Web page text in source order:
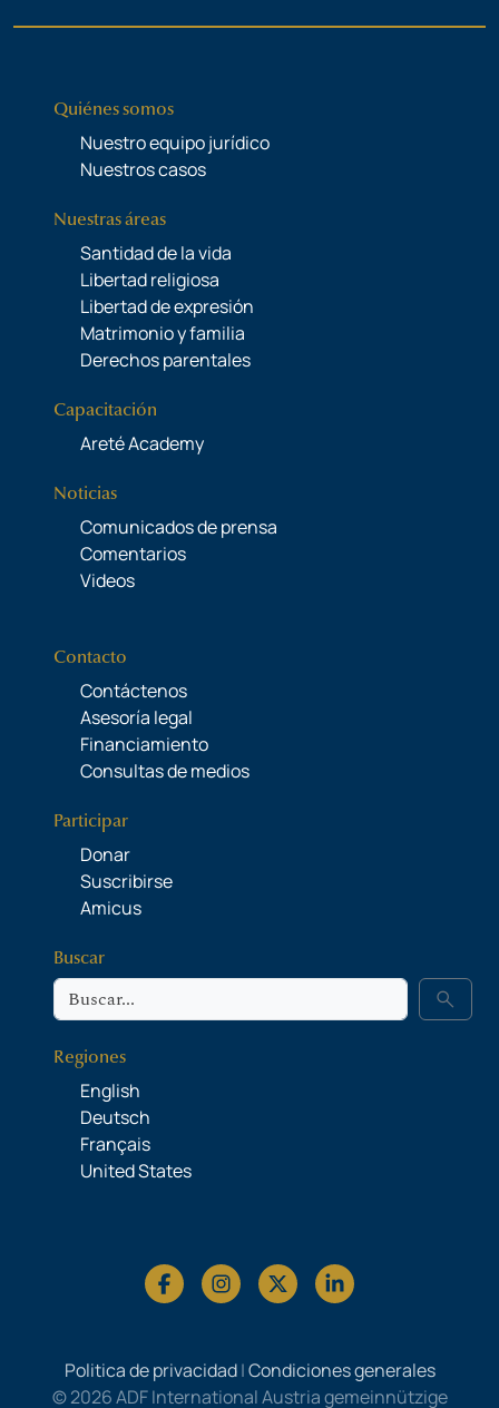
Quiénes somos
Nuestro equipo jurídico
Nuestros casos
Nuestras áreas
Santidad de la vida
Libertad religiosa
Libertad de expresión
Matrimonio y familia
Derechos parentales
Capacitación
Areté Academy
Noticias
Comunicados de prensa
Comentarios
Videos
Contacto
Contáctenos
Asesoría legal
Financiamiento
Consultas de medios
Participar
Donar
Suscribirse
Amicus
Buscar
Buscar search
Regiones
English
Deutsch
Français
United States
Politica de privacidad|Condiciones generales
© 2026 ADF International Austria gemeinnützige